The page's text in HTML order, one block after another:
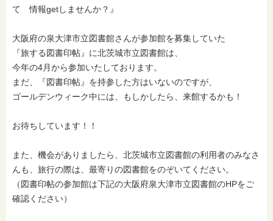
て 情報getしませんか？』
大阪府の泉大津市立図書館さんが参加館を募集していた
『旅する図書印帖』に北茨城市立図書館は、
今年の4月から参加いたしております。
まだ、『図書印帖』を持参した方はいないのですが、
ゴールデンウィーク中には、もしかしたら、来館するかも！
お待ちしています！！
また、機会がありましたら、北茨城市立図書館の利用者のみなさ
んも、旅行の際は、最寄りの図書館をのぞいてください。
（図書印帖の参加館は下記の大阪府泉大津市立図書館のHPをご
確認ください）